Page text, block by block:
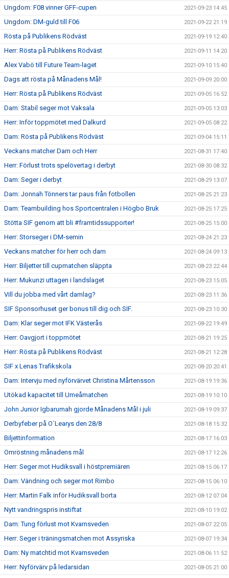
Ungdom: F08 vinner GFF-cupen 2021-09-23 14:45
Ungdom: DM-guld till F06 2021-09-22 21:19
Rösta på Publikens Rödväst 2021-09-19 12:40
Herr: Rösta på Publikens Rödväst 2021-09-11 14:20
Alex Vabö till Future Team-laget 2021-09-10 15:40
Dags att rösta på Månadens Mål! 2021-09-09 20:00
Herr: Rösta på Publikens Rödväst 2021-09-05 16:52
Dam: Stabil seger mot Vaksala 2021-09-05 13:03
Herr: Inför toppmötet med Dalkurd 2021-09-05 08:22
Dam: Rösta på Publikens Rödväst 2021-09-04 15:11
Veckans matcher Dam och Herr 2021-08-31 17:40
Herr: Förlust trots spelövertag i derbyt 2021-08-30 08:32
Dam: Seger i derbyt 2021-08-29 13:07
Dam: Jonnah Tönners tar paus från fotbollen 2021-08-25 21:23
Dam: Teambuilding hos Sportcentralen i Högbo Bruk 2021-08-25 17:25
Stötta SIF genom att bli #framtidssupporter! 2021-08-25 15:00
Herr: Storseger i DM-semin 2021-08-24 21:23
Veckans matcher för herr och dam 2021-08-24 09:13
Herr: Biljetter till cupmatchen släppta 2021-08-23 22:44
Herr: Mukunzi uttagen i landslaget 2021-08-23 15:05
Vill du jobba med vårt damlag? 2021-08-23 11:36
SIF Sponsorhuset ger bonus till dig och SIF. 2021-08-23 10:30
Dam: Klar seger mot IFK Västerås 2021-08-22 19:49
Herr: Oavgjort i toppmötet 2021-08-21 19:25
Herr: Rösta på Publikens Rödväst 2021-08-21 12:28
SIF x Lenas Trafikskola 2021-08-20 20:41
Dam: Intervju med nyförvärvet Christina Mårtensson 2021-08-19 19:36
Utökad kapacitet till Umeåmatchen 2021-08-19 10:10
John Junior Igbarumah gjorde Månadens Mål i juli 2021-08-19 09:37
Derbyfeber på O´Learys den 28/8 2021-08-18 15:32
Biljettinformation 2021-08-17 16:03
Omröstning månadens mål 2021-08-17 12:26
Herr: Seger mot Hudiksvall i höstpremiären 2021-08-15 06:17
Dam: Vändning och seger mot Rimbo 2021-08-15 06:10
Herr: Martin Falk inför Hudiksvall borta 2021-08-12 07:04
Nytt vandringspris instiftat 2021-08-10 19:02
Dam: Tung förlust mot Kvarnsveden 2021-08-07 22:05
Herr: Seger i träningsmatchen mot Assyriska 2021-08-07 19:34
Dam: Ny matchtid mot Kvarnsveden 2021-08-06 11:52
Herr: Nyförvärv på ledarsidan 2021-08-05 21:00